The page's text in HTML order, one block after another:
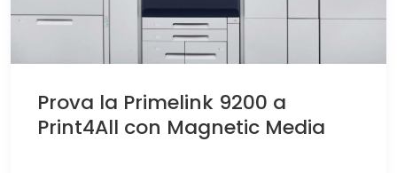
Prova la Primelink 9200 a
Print4All con Magnetic Media